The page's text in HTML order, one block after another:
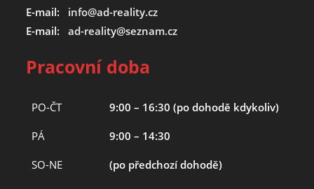
E-mail: info@ad-reality.cz
E-mail:ad-reality@seznam.cz
Pracovní doba
PO-ČT 9:00 – 16:30 (po dohodě kdykoliv)
PÁ 9:00 – 14:30
SO-NE (po předchozí dohodě)